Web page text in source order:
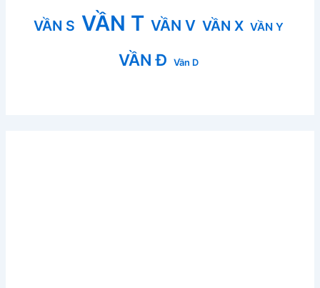
VẦN S VẦN T VẦN V VẦN X VẦN Y
VẦN Đ Vần D